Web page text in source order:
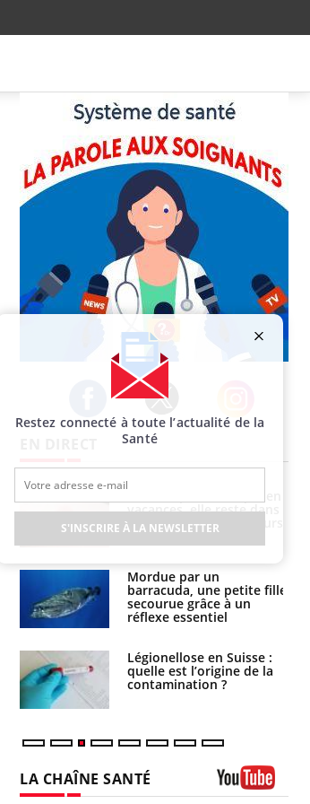
Facebook Twitter Instagram
vacances, elle reste dans
le coma pendant 42 jours
Mordue par un
barracuda, une petite fille
secourue grâce à un
réflexe essentiel
Légionellose en Suisse :
quelle est l’origine de la
contamination ?
LA CHAÎNE SANTÉ
Restez connecté à toute l’actualité de la
Santé
S'INSCRIRE À LA NEWSLETTER